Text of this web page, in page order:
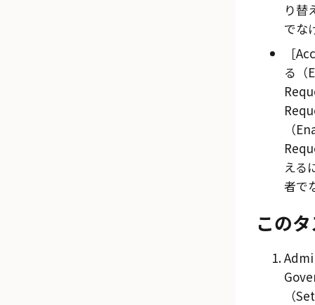
り替
でな
る（
（
える
者で
この
（